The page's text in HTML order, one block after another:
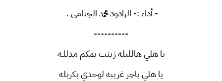
- أداء :- الرادود محمد الجنامي .
----------
يا هلي هالليله زينب يمكم مدللـه
يا هلي باچر غريبه لوحدي بكربله